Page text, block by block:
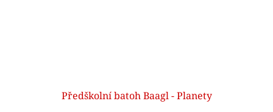
Předškolní batoh Baagl - Planety